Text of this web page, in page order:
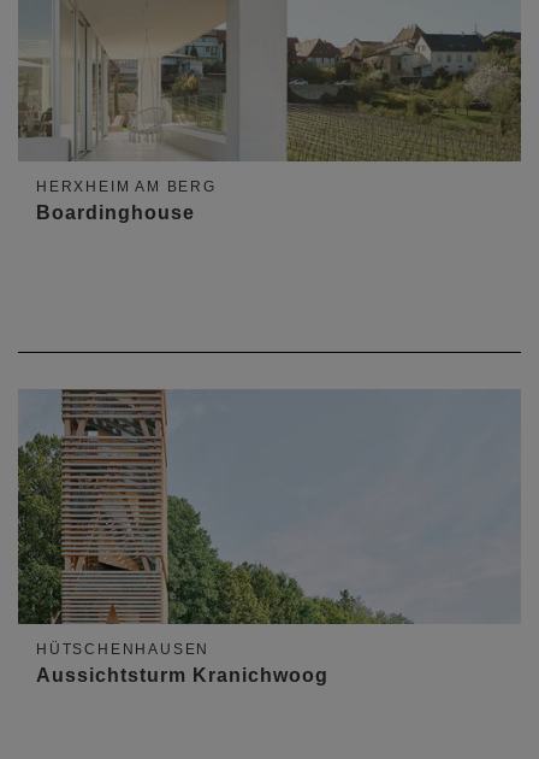
HERXHEIM AM BERG
Boardinghouse
HÜTSCHENHAUSEN
Aussichtsturm Kranichwoog